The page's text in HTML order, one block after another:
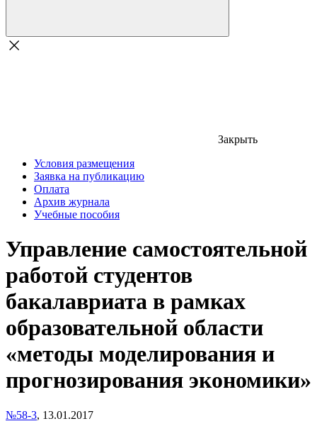
Закрыть
Условия размещения
Заявка на публикацию
Оплата
Архив журнала
Учебные пособия
Управление самостоятельной
работой студентов
бакалавриата в рамках
образовательной области
«методы моделирования и
прогнозирования экономики»
№58-3, 13.01.2017